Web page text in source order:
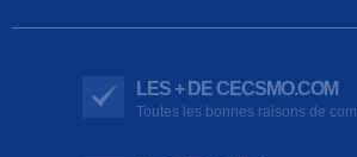
LES + DE CECSMO.COM
Toutes les bonnes raisons de